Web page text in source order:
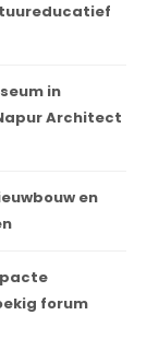
in
Architect
en
forum